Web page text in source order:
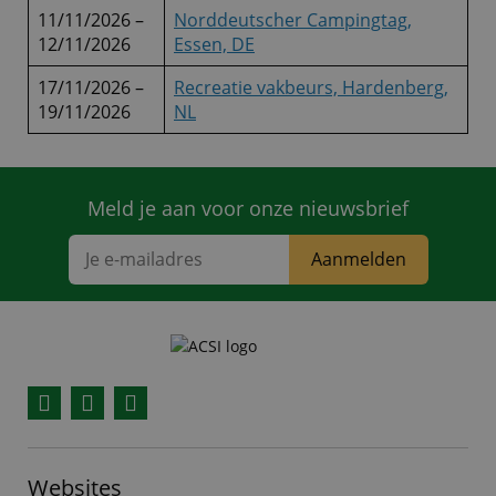
11/11/2026 –
12/11/2026
Norddeutscher Campingtag,
Essen, DE
17/11/2026 –
19/11/2026
Recreatie vakbeurs, Hardenberg,
NL
Meld je aan voor onze nieuwsbrief
Aanmelden
Websites